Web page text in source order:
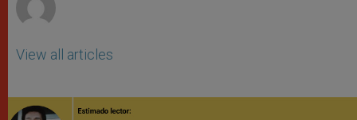
View all articles